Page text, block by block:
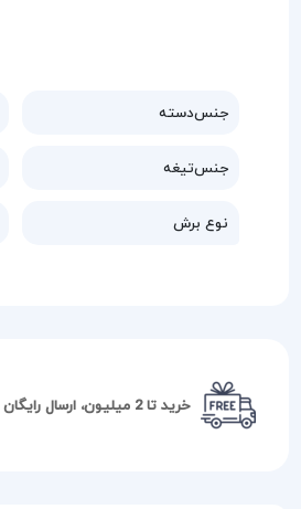
جنس‌دسته
جنس‌تیغه
نوع برش
خرید تا 2 میلیون، ارسال رایگان